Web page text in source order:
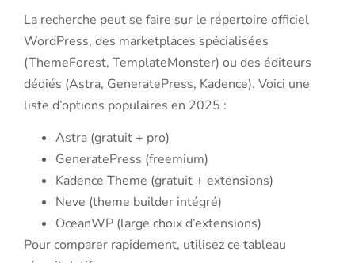
La recherche peut se faire sur le répertoire officiel
WordPress, des marketplaces spécialisées
(ThemeForest, TemplateMonster) ou des éditeurs
dédiés (Astra, GeneratePress, Kadence). Voici une
liste d’options populaires en 2025 :
Astra (gratuit + pro)
GeneratePress (freemium)
Kadence Theme (gratuit + extensions)
Neve (theme builder intégré)
OceanWP (large choix d’extensions)
Pour comparer rapidement, utilisez ce tableau